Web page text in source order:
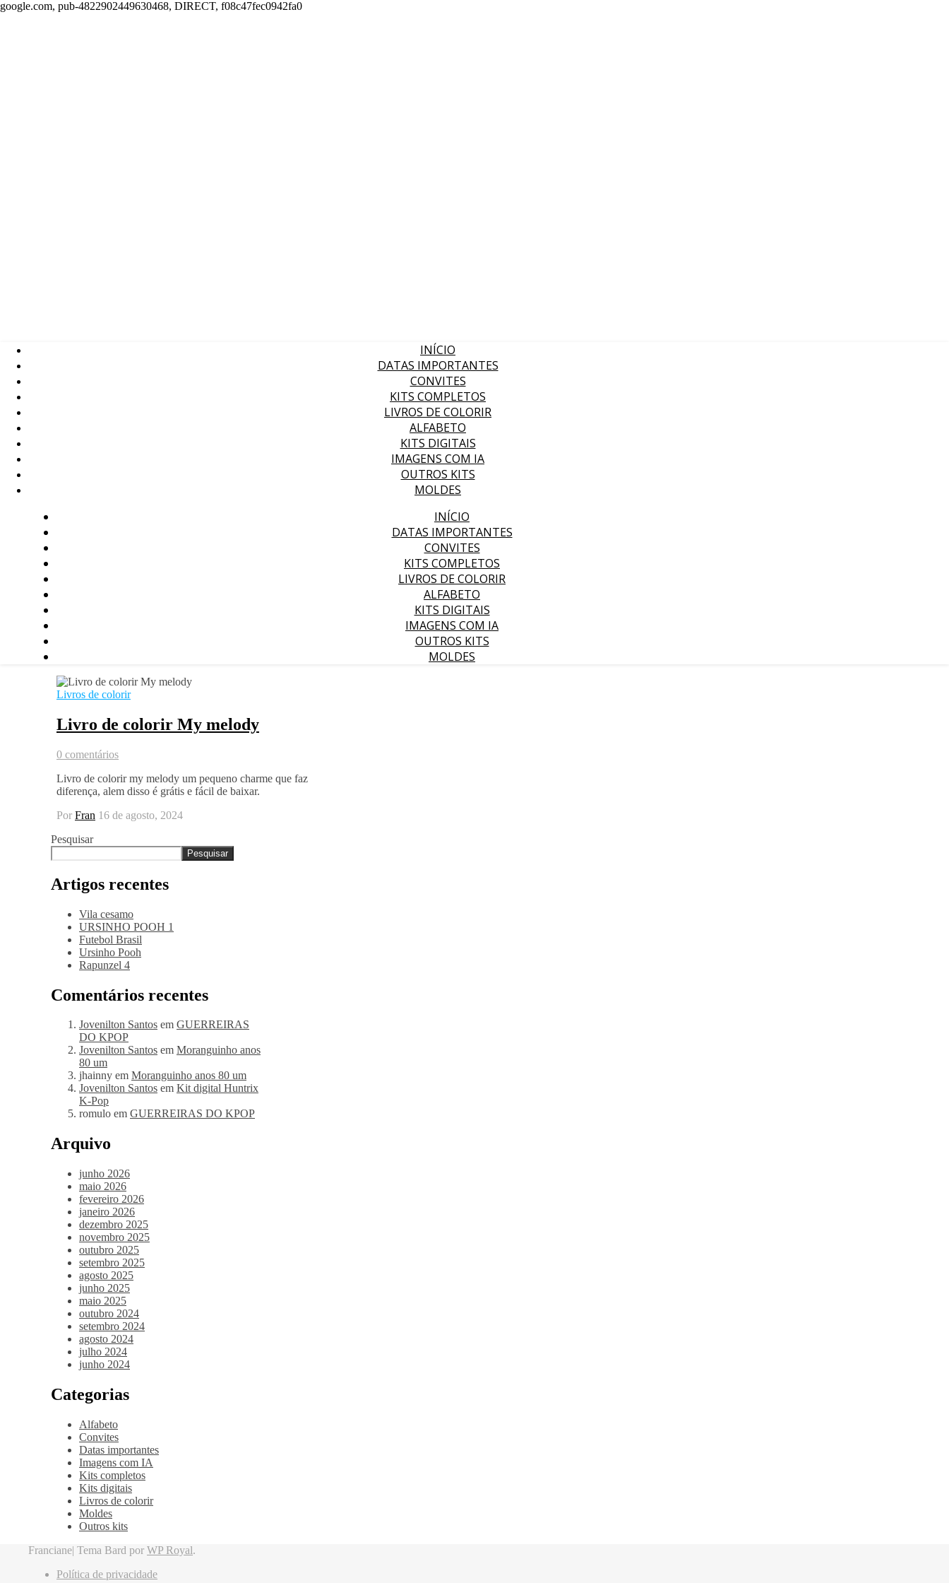
google.com, pub-4822902449630468, DIRECT, f08c47fec0942fa0
INÍCIO
DATAS IMPORTANTES
CONVITES
KITS COMPLETOS
LIVROS DE COLORIR
ALFABETO
KITS DIGITAIS
IMAGENS COM IA
OUTROS KITS
MOLDES
INÍCIO
DATAS IMPORTANTES
CONVITES
KITS COMPLETOS
LIVROS DE COLORIR
ALFABETO
KITS DIGITAIS
IMAGENS COM IA
OUTROS KITS
MOLDES
Livros de colorir
Livro de colorir My melody
0 comentários
Livro de colorir my melody um pequeno charme que faz
diferença, alem disso é grátis e fácil de baixar.
Por Fran 16 de agosto, 2024
Pesquisar
Pesquisar
Artigos recentes
Vila cesamo
URSINHO POOH 1
Futebol Brasil
Ursinho Pooh
Rapunzel 4
Comentários recentes
Jovenilton Santos em GUERREIRAS
DO KPOP
Jovenilton Santos em Moranguinho anos
80 um
jhainny em Moranguinho anos 80 um
Jovenilton Santos em Kit digital Huntrix
K-Pop
romulo em GUERREIRAS DO KPOP
Arquivo
junho 2026
maio 2026
fevereiro 2026
janeiro 2026
dezembro 2025
novembro 2025
outubro 2025
setembro 2025
agosto 2025
junho 2025
maio 2025
outubro 2024
setembro 2024
agosto 2024
julho 2024
junho 2024
Categorias
Alfabeto
Convites
Datas importantes
Imagens com IA
Kits completos
Kits digitais
Livros de colorir
Moldes
Outros kits
Franciane| Tema Bard por WP Royal.
Política de privacidade